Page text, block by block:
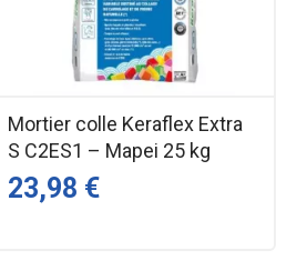
Mortier colle Keraflex Extra
S C2ES1 – Mapei 25 kg
23,98 €